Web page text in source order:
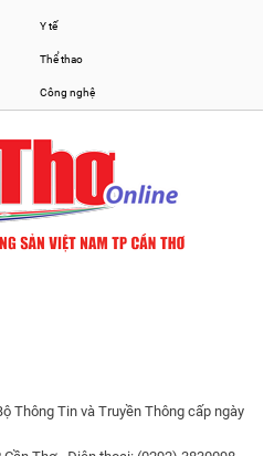
Y tế
Thể thao
Công nghệ
Thông Tin và Truyền Thông cấp ngày